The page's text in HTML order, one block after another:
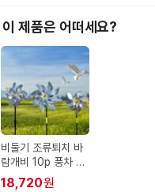
이 제품은 어떠세요?
비둘기 조류퇴치 바
람개비 10p 풍차 농
업용 빛반사
18,720원